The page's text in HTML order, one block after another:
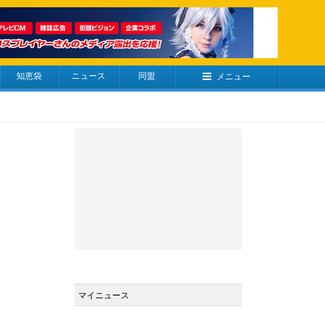
知恵袋 ニュース 同盟 メニュー
マイニュース